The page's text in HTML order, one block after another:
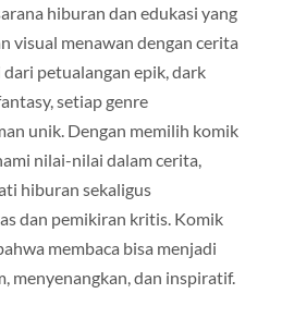
hiburan dan edukasi yang
visual menawan dengan cerita
petualangan epik, dark
setiap genre
unik. Dengan memilih komik
nilai-nilai dalam cerita,
hiburan sekaligus
dan pemikiran kritis. Komik
membaca bisa menjadi
menyenangkan, dan inspiratif.